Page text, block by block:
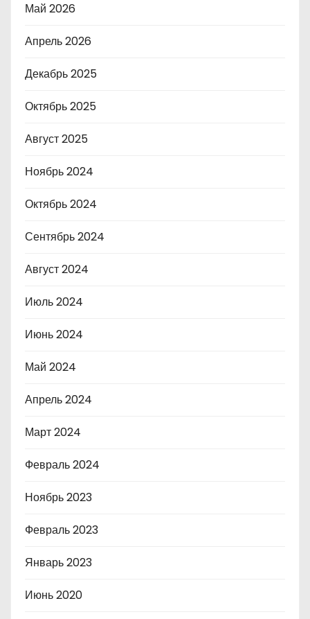
Май 2026
Апрель 2026
Декабрь 2025
Октябрь 2025
Август 2025
Ноябрь 2024
Октябрь 2024
Сентябрь 2024
Август 2024
Июль 2024
Июнь 2024
Май 2024
Апрель 2024
Март 2024
Февраль 2024
Ноябрь 2023
Февраль 2023
Январь 2023
Июнь 2020